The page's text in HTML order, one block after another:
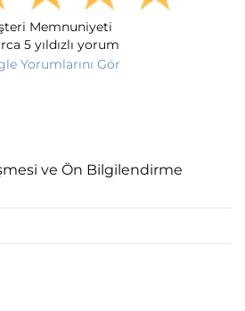
Memnuniyeti
5 yıldızlı yorum
Yorumlarını Gör
ve Ön Bilgilendirme